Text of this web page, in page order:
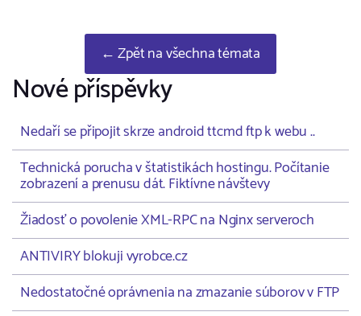
← Zpět na všechna témata
Nové příspěvky
Nedaří se připojit skrze android ttcmd ftp k webu ..
Technická porucha v štatistikách hostingu. Počítanie
zobrazení a prenusu dát. Fiktívne návštevy
Žiadosť o povolenie XML-RPC na Nginx serveroch
ANTIVIRY blokuji vyrobce.cz
Nedostatočné oprávnenia na zmazanie súborov v FTP